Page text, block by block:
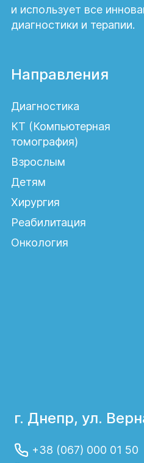
и использует все
диагностики и терапии.
Направления
Диагностика
КТ (Компьютерная
томография)
Взрослым
Детям
Хирургия
Реабилитация
Онкология
г. Днепр, ул.
+38 (067) 000 01 50